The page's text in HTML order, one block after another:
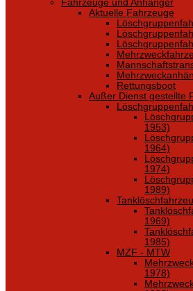
Fahrzeuge und Anhänger
Aktuelle Fahrzeuge
Rettungsboot
Außer Dienst gestellte
1953)
1964)
1974)
1989)
1969)
1985)
MZF - MTW
1978)